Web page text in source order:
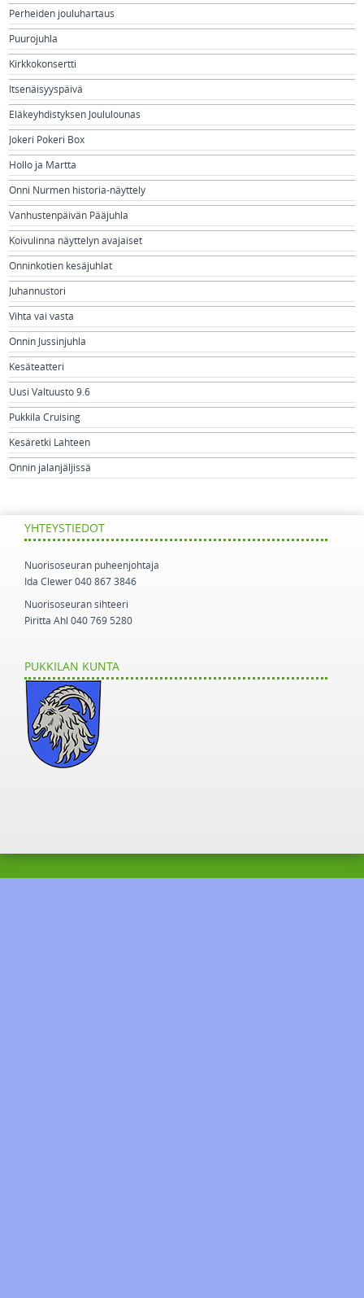
Perheiden jouluhartaus
Puurojuhla
Kirkkokonsertti
Itsenäisyyspäivä
Eläkeyhdistyksen Joululounas
Jokeri Pokeri Box
Hollo ja Martta
Onni Nurmen historia-näyttely
Vanhustenpäivän Pääjuhla
Koivulinna näyttelyn avajaiset
Onninkotien kesäjuhlat
Juhannustori
Vihta vai vasta
Onnin Jussinjuhla
Kesäteatteri
Uusi Valtuusto 9.6
Pukkila Cruising
Kesäretki Lahteen
Onnin jalanjäljissä
YHTEYSTIEDOT
Nuorisoseuran puheenjohtaja
Ida Clewer 040 867 3846
Nuorisoseuran sihteeri
Piritta Ahl 040 769 5280
PUKKILAN KUNTA